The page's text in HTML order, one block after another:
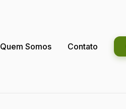
Quem Somos Contato